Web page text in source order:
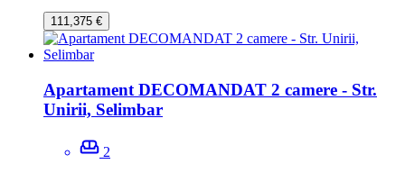
111,375 €
Apartament DECOMANDAT 2 camere - Str.
Unirii, Selimbar
2